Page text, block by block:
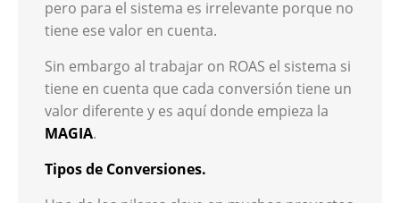
pero para el sistema es irrelevante porque no
tiene ese valor en cuenta.
Sin embargo al trabajar on ROAS el sistema si
tiene en cuenta que cada conversión tiene un
valor diferente y es aquí donde empieza la
MAGIA.
Tipos de Conversiones.